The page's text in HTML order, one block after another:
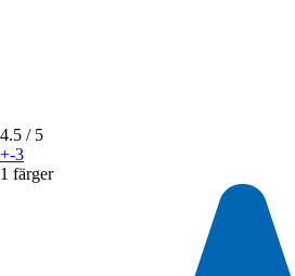
4.5 / 5
+-3
1 färger